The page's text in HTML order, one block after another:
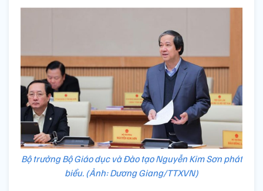
Bộ trưởng Bộ Giáo dục và Đào tạo Nguyễn Kim Sơn phát
biểu. (Ảnh: Dương Giang/TTXVN)